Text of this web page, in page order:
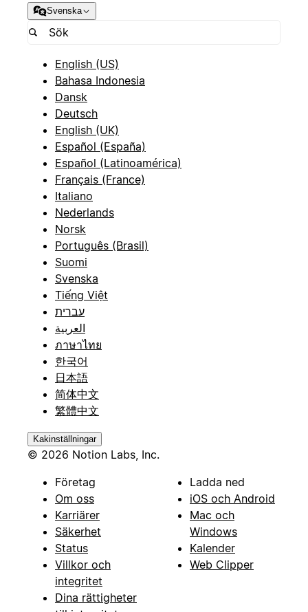
Svenska
English (US)
Bahasa Indonesia
Dansk
Deutsch
English (UK)
Español (España)
Español (Latinoamérica)
Français (France)
Italiano
Nederlands
Norsk
Português (Brasil)
Suomi
Svenska
Tiếng Việt
עברית
العربية
ภาษาไทย
한국어
日本語
简体中文
繁體中文
Kakinställningar
© 2026 Notion Labs, Inc.
Företag
Om oss
Karriärer
Säkerhet
Status
Villkor och
integritet
Dina rättigheter
Ladda ned
iOS och Android
Mac och
Windows
Kalender
Web Clipper